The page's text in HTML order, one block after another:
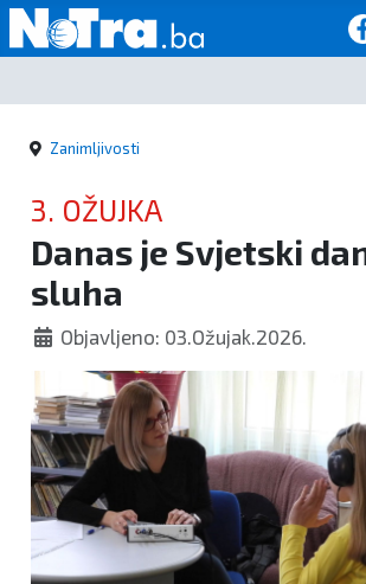
Početna
Vijesti
Sport
Kultura
Crna
kronika
Politika
Zanimljivosti
Zanimljivosti
3. OŽUJKA
Danas je Svjetski
sluha
Objavljeno: 03.Ožujak.2026.